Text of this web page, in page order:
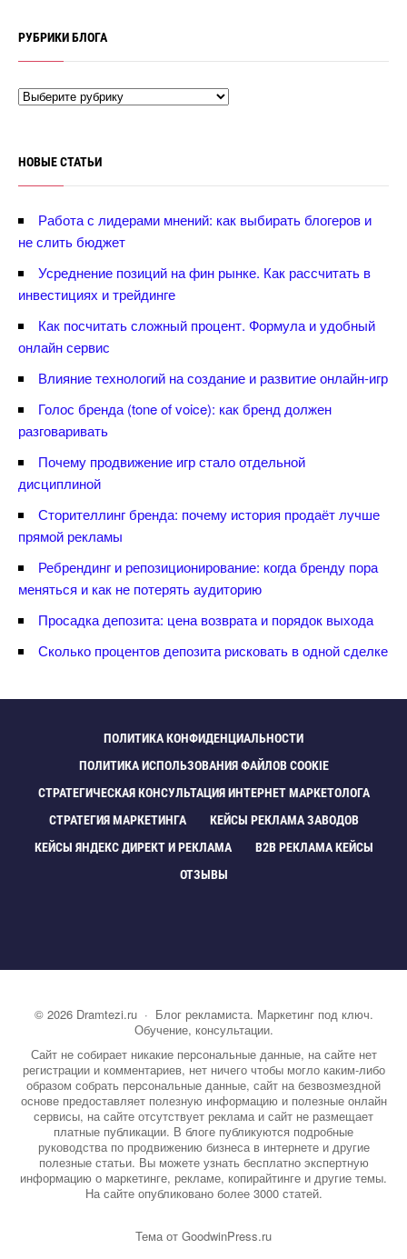
РУБРИКИ БЛОГА
НОВЫЕ СТАТЬИ
Работа с лидерами мнений: как выбирать блогеров и
не слить бюджет
Усреднение позиций на фин рынке. Как рассчитать
инвестициях и трейдинге
Как посчитать сложный процент. Формула и удобный
онлайн сервис
лияние технологий на создание и развитие онлайн-игр
Голос бренда (tone of voice): как бренд должен
разговаривать
Почему продвижение игр стало отдельной
дисциплиной
Сторителлинг бренда: почему история продаёт лучше
прямой рекламы
Ребрендинг и репозиционирование: когда бренду пора
меняться и как не потерять аудиторию
Просадка депозита: цена возврата и порядок выхода
Сколько процентов депозита рисковать в одной сделке
ПОЛИТИКА КОНФИДЕНЦИАЛЬНОСТИ
ПОЛИТИКА ИСПОЛЬЗОВАНИЯ ФАЙЛОВ COOKIE
СТРАТЕГИЧЕСКАЯ КОНСУЛЬТАЦИЯ ИНТЕРНЕТ МАРКЕТОЛОГА
СТРАТЕГИЯ МАРКЕТИНГА
КЕЙСЫ РЕКЛАМА ЗАВОДО
КЕЙСЫ ЯНДЕКС ДИРЕКТ И РЕКЛАМА
B2B РЕКЛАМА КЕЙСЫ
ОТЗЫВЫ
© 2026 Dramtezi.ru· Блог рекламиста. Маркетинг под ключ.
Обучение, консультации.
Сайт не собирает никакие персональные данные, на сайте нет
регистрации и комментариев, нет ничего чтобы могло каким-либо
образом собрать персональные данные, сайт на безвозмездной
основе предоставляет полезную информацию и полезные онлайн
сервисы, на сайте отсутствует реклама и сайт не размещает
платные публикации. В блоге публикуются подробные
руководства по продвижению бизнеса в интернете и другие
полезные статьи. Вы можете узнать бесплатно экспертную
информацию о маркетинге, рекламе, копирайтинге и другие темы.
На сайте опубликовано более 3000 статей.
Тема от GoodwinPress.ru